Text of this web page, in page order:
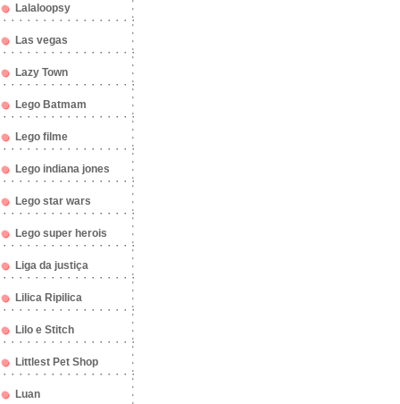
Lalaloopsy
Las vegas
Lazy Town
Lego Batmam
Lego filme
Lego indiana jones
Lego star wars
Lego super herois
Liga da justiça
Lilica Ripilica
Lilo e Stitch
Littlest Pet Shop
Luan